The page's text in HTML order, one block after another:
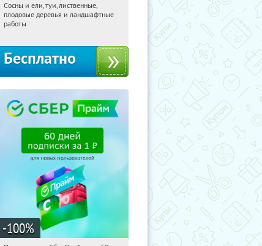
05:36:29 Получили:
Московская обл., г. Химки,
Сосны и ели, туи, лиственные,
плодовые деревья и ландшафтные
работы
Бесплатно
-100%